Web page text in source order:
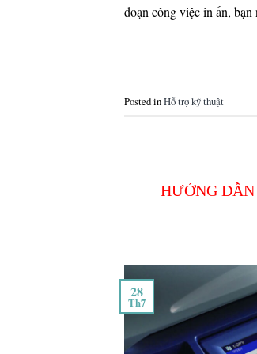
đoạn công việc in ấn,
Posted inHỗ trợ kỹ thuật
HƯỚNG
28
Th7